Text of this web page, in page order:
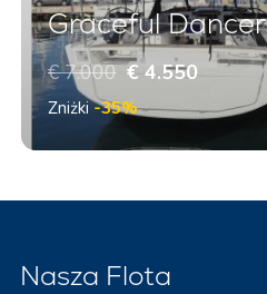
Graceful Dancer
€ 7.000 € 4.550
Zniżki-35%
Nasza Flota